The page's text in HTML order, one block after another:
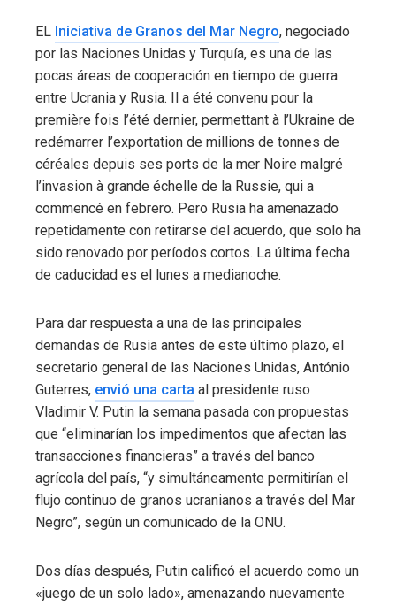
EL Iniciativa de Granos del Mar Negro, negociado
por las Naciones Unidas y Turquía, es una de las
pocas áreas de cooperación en tiempo de guerra
entre Ucrania y Rusia. Il a été convenu pour la
première fois l’été dernier, permettant à l’Ukraine de
redémarrer l’exportation de millions de tonnes de
céréales depuis ses ports de la mer Noire malgré
l’invasion à grande échelle de la Russie, qui a
commencé en febrero. Pero Rusia ha amenazado
repetidamente con retirarse del acuerdo, que solo ha
sido renovado por períodos cortos. La última fecha
de caducidad es el lunes a medianoche.
Para dar respuesta a una de las principales
demandas de Rusia antes de este último plazo, el
secretario general de las Naciones Unidas, António
Guterres, envió una carta al presidente ruso
Vladimir V. Putin la semana pasada con propuestas
que “eliminarían los impedimentos que afectan las
transacciones financieras” a través del banco
agrícola del país, “y simultáneamente permitirían el
flujo continuo de granos ucranianos a través del Mar
Negro”, según un comunicado de la ONU.
Dos días después, Putin calificó el acuerdo como un
«juego de un solo lado», amenazando nuevamente